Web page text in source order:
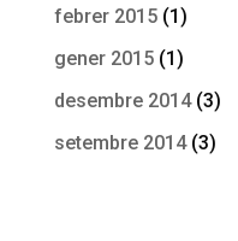
febrer 2015(1)
gener 2015(1)
desembre 2014(3)
setembre 2014(3)